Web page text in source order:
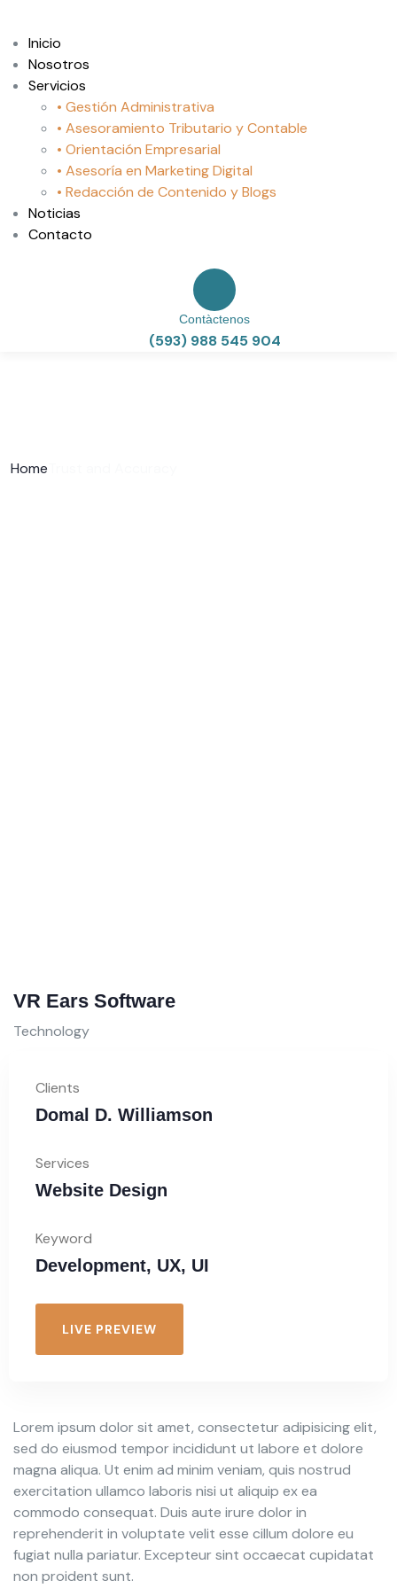
Inicio
Nosotros
Servicios
• Gestión Administrativa
• Asesoramiento Tributario y Contable
• Orientación Empresarial
• Asesoría en Marketing Digital
• Redacción de Contenido y Blogs
Noticias
Contacto
Contàctenos
(593) 988 545 904
Home
VR Ears Software
Technology
Clients
Domal D. Williamson
Services
Website Design
Keyword
Development, UX, UI
LIVE PREVIEW
Lorem ipsum dolor sit amet, consectetur adipisicing elit,
sed do eiusmod tempor incididunt ut labore et dolore
magna aliqua. Ut enim ad minim veniam, quis nostrud
exercitation ullamco laboris nisi ut aliquip ex ea
commodo consequat. Duis aute irure dolor in
reprehenderit in voluptate velit esse cillum dolore eu
fugiat nulla pariatur. Excepteur sint occaecat cupidatat
non proident sunt.